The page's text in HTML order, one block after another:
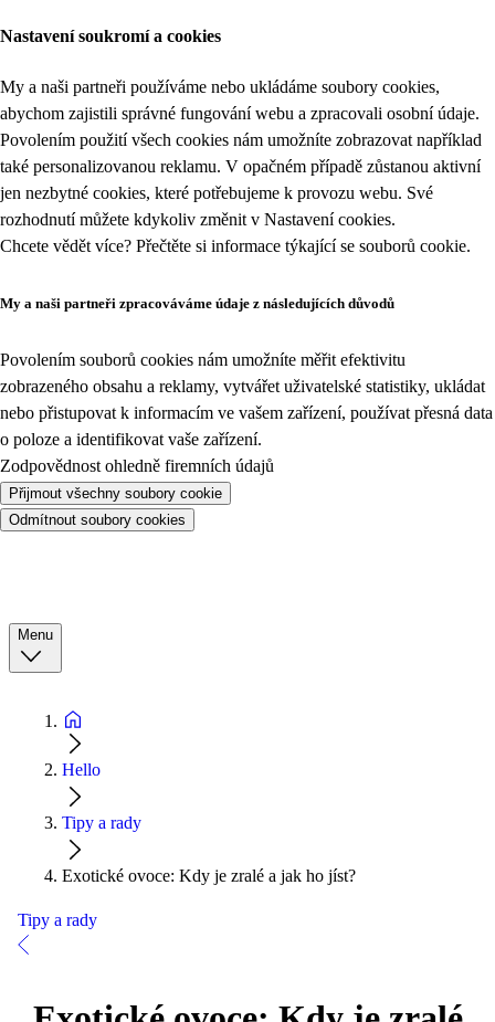
Nastavení soukromí a cookies
My a naši partneři používáme nebo ukládáme soubory cookies,
abychom zajistili správné fungování webu a zpracovali osobní údaje.
Povolením použití všech cookies nám umožníte zobrazovat například
také personalizovanou reklamu. V opačném případě zůstanou aktivní
jen nezbytné cookies, které potřebujeme k provozu webu. Své
rozhodnutí můžete kdykoliv změnit v Nastavení cookies.
Chcete vědět více? Přečtěte si informace týkající se souborů cookie.
My a naši partneři zpracováváme údaje z následujících důvodů
Povolením souborů cookies nám umožníte měřit efektivitu
zobrazeného obsahu a reklamy, vytvářet uživatelské statistiky, ukládat
nebo přistupovat k informacím ve vašem zařízení, používat přesná data
o poloze a identifikovat vaše zařízení.
Zodpovědnost ohledně firemních údajů
Přijmout všechny soubory cookie
Odmítnout soubory cookies
Menu
Hello
Tipy a rady
Exotické ovoce: Kdy je zralé a jak ho jíst?
Tipy a rady